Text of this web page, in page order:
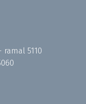
ramal 5110